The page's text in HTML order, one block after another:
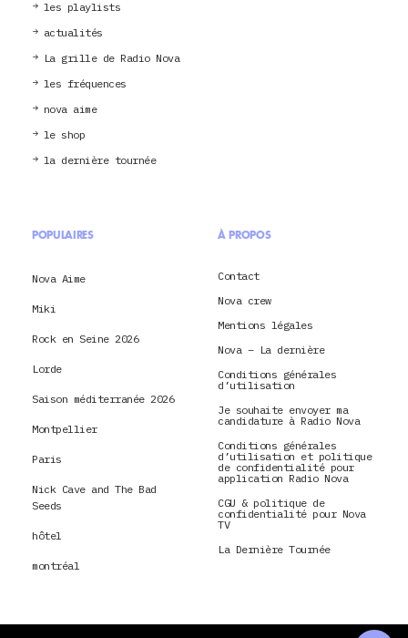
les playlists
actualités
La grille de Radio Nova
les fréquences
nova aime
le shop
la dernière tournée
POPULAIRES
Nova Aime
Miki
Rock en Seine 2026
Lorde
Saison méditerranée 2026
Montpellier
Paris
Nick Cave and The Bad
Seeds
hôtel
montréal
À PROPOS
Contact
Nova crew
Mentions légales
Nova – La dernière
Conditions générales
d’utilisation
Je souhaite envoyer ma
candidature à Radio Nova
Conditions générales
d’utilisation et politique
de confidentialité pour
application Radio Nova
CGU & politique de
confidentialité pour Nova
TV
La Dernière Tournée